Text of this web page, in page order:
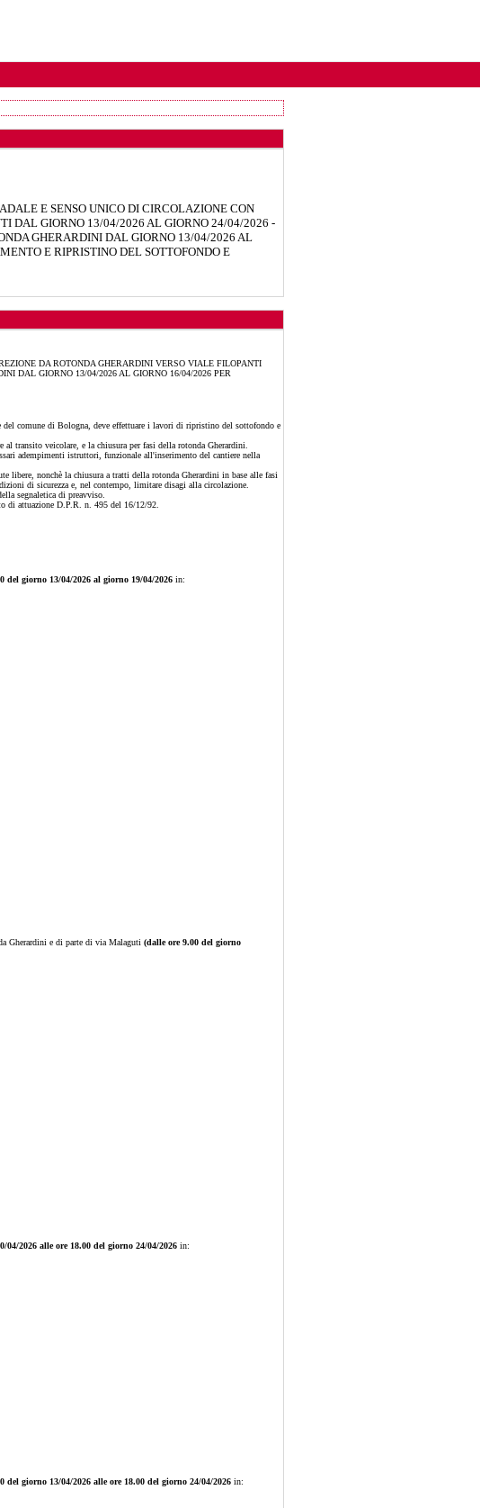
E SENSO UNICO DI CIRCOLAZIONE CON
DAL GIORNO 13/04/2026 AL GIORNO 24/04/2026 -
GHERARDINI DAL GIORNO 13/04/2026 AL
E RIPRISTINO DEL SOTTOFONDO E
DA ROTONDA GHERARDINI VERSO VIALE FILOPANTI
DAL GIORNO 13/04/2026 AL GIORNO 16/04/2026 PER
comune di Bologna, deve effettuare i lavori di ripristino del sottofondo e
transito veicolare, e la chiusura per fasi della rotonda Gherardini.
adempimenti istruttori, funzionale all'inserimento del cantiere nella
libere, nonchè la chiusura a tratti della rotonda Gherardini in base alle fasi
di sicurezza e, nel contempo, limitare disagi alla circolazione.
segnaletica di preavviso.
di attuazione D.P.R. n. 495 del 16/12/92.
del giorno 13/04/2026 al giorno 19/04/2026 in:
Gherardini e di parte di via Malaguti (dalle ore 9.00 del giorno
04/2026 alle ore 18.00 del giorno 24/04/2026 in:
del giorno 13/04/2026 alle ore 18.00 del giorno 24/04/2026 in: